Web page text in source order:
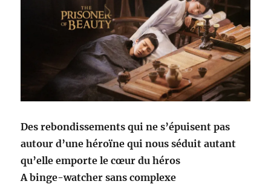
Des rebondissements qui ne s’épuisent pas
autour d’une héroïne qui nous séduit autant
qu’elle emporte le cœur du héros
A binge-watcher sans complexe